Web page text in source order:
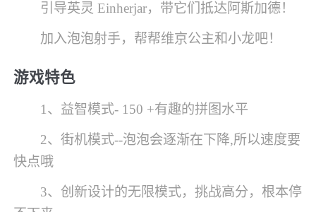
引导英灵 Einherjar，带它们抵达阿斯加德！
加入泡泡射手，帮帮维京公主和小龙吧！
游戏特色
1、益智模式- 150 +有趣的拼图水平
2、街机模式--泡泡会逐渐在下降,所以速度要
快点哦
3、创新设计的无限模式，挑战高分，根本停